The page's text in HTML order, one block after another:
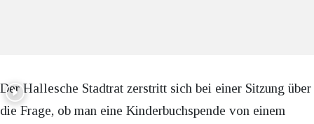
Der Hallesche Stadtrat zerstritt sich bei einer Sitzung über
die Frage, ob man eine Kinderbuchspende von einem